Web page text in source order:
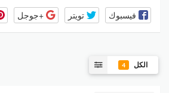
فيسبوك تويتر +جوجل
الكل 4